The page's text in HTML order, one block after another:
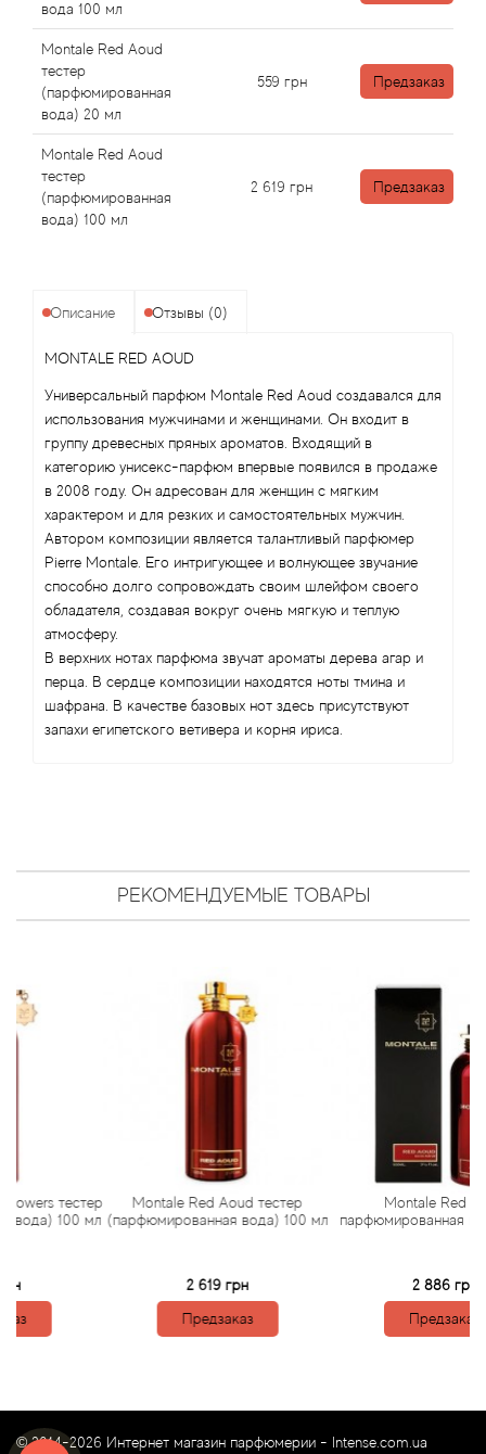
вода 100 мл
Montale Red Aoud
тестер
(парфюмированная
вода) 20 мл
559 грн Предзаказ
Montale Red Aoud
тестер
(парфюмированная
вода) 100 мл
2 619 грн Предзаказ
Описание Отзывы (0)
MONTALE RED AOUD
Универсальный парфюм Montale Red Aoud создавался для
использования мужчинами и женщинами. Он входит в
группу древесных пряных ароматов. Входящий в
категорию унисекс-парфюм впервые появился в продаже
в 2008 году. Он адресован для женщин с мягким
характером и для резких и самостоятельных мужчин.
Автором композиции является талантливый парфюмер
Pierre Montale. Его интригующее и волнующее звучание
способно долго сопровождать своим шлейфом своего
обладателя, создавая вокруг очень мягкую и теплую
атмосферу.
В верхних нотах парфюма звучат ароматы дерева агар и
перца. В сердце композиции находятся ноты тмина и
шафрана. В качестве базовых нот здесь присутствуют
запахи египетского ветивера и корня ириса.
РЕКОМЕНДУЕМЫЕ ТОВАРЫ
тестер
100 мл
Montale Red Aoud тестер
(парфюмированная вода) 100 мл
2 619 грн
Предзаказ
Montale Red Aoud
парфюмированная вода
2 886 грн
Предзаказ
© 2014-2026 Интернет магазин парфюмерии - Intense.com.ua
Anima Mundi
Anna Sui
Annayake
Anne Fontaine
Antonia's Flowers
Antonio Visconti
Aquolina
Arabesque Perfumes
Arabiyat
Aramis
Armand Basi
Arrogance
ArteOlfatto
Atelier Cologne
Atelier Flou
Atkinsons